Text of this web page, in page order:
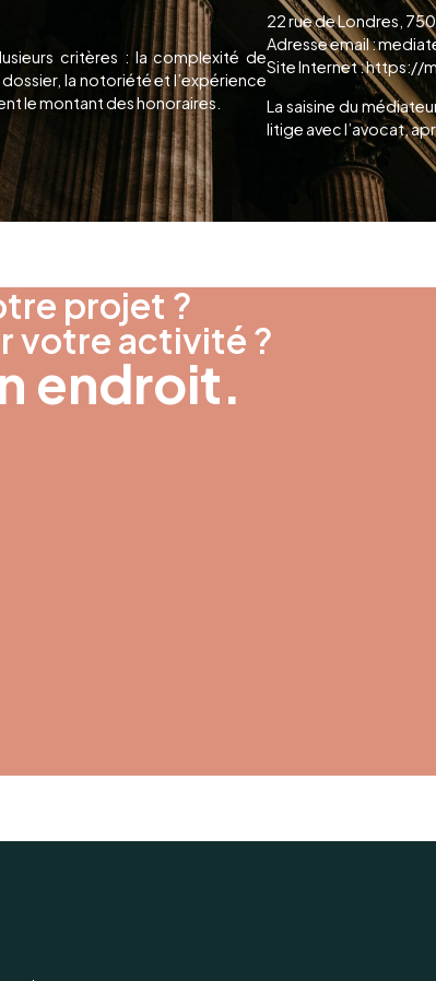
critères : la complexité de
la notoriété et l’expérience
le montant des honoraires.
22 rue de Londres,
Adresse email :
Site Internet :
La saisine du
litige avec l’avocat,
projet ?
votre activité ?
endroit.